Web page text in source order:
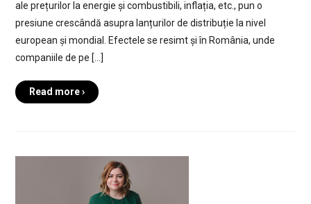
ale prețurilor la energie și combustibili, inflația, etc., pun o
presiune crescândă asupra lanțurilor de distribuție la nivel
european și mondial. Efectele se resimt și în România, unde
companiile de pe […]
Read more ›